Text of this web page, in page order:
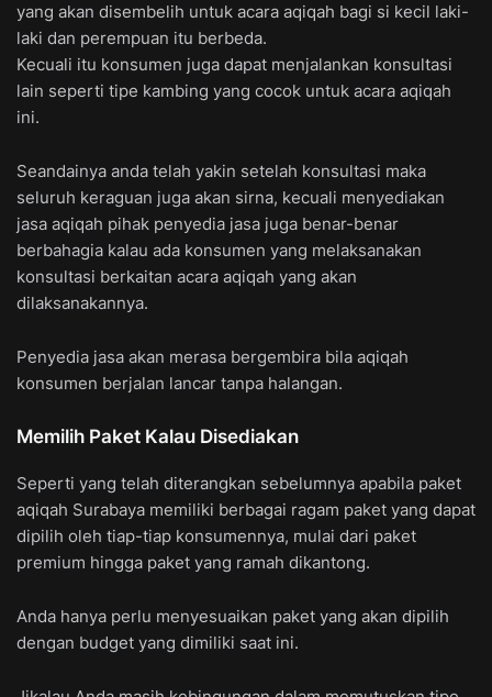
yang akan disembelih untuk acara aqiqah bagi si kecil laki-
laki dan perempuan itu berbeda.
Kecuali itu konsumen juga dapat menjalankan konsultasi
lain seperti tipe kambing yang cocok untuk acara aqiqah
ini.
Seandainya anda telah yakin setelah konsultasi maka
seluruh keraguan juga akan sirna, kecuali menyediakan
jasa aqiqah pihak penyedia jasa juga benar-benar
berbahagia kalau ada konsumen yang melaksanakan
konsultasi berkaitan acara aqiqah yang akan
dilaksanakannya.
Penyedia jasa akan merasa bergembira bila aqiqah
konsumen berjalan lancar tanpa halangan.
Memilih Paket Kalau Disediakan
Seperti yang telah diterangkan sebelumnya apabila paket
aqiqah Surabaya memiliki berbagai ragam paket yang dapat
dipilih oleh tiap-tiap konsumennya, mulai dari paket
premium hingga paket yang ramah dikantong.
Anda hanya perlu menyesuaikan paket yang akan dipilih
dengan budget yang dimiliki saat ini.